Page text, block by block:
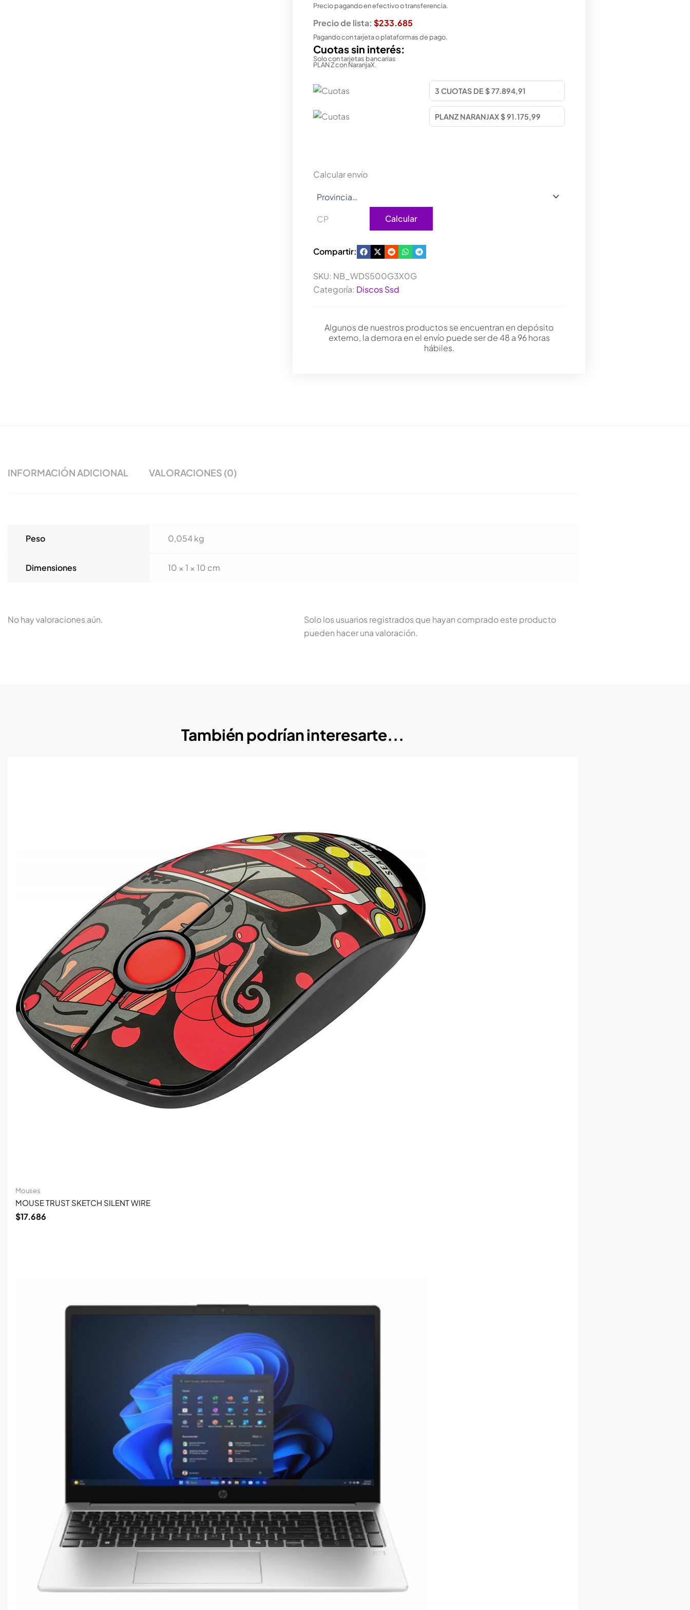
Precio pagando en efectivo o transferencia.
Precio de lista: $233.685
Pagando con tarjeta o plataformas de pago.
Cuotas sin interés:
Solo con tarjetas bancarias
PLAN Z con NaranjaX.
Calcular envío
Calcular
Compartir:
SKU: NB_WDS500G3X0G
Categoría: Discos Ssd
Algunos de nuestros productos se encuentran en depósito
externo, la demora en el envío puede ser de 48 a 96 horas
hábiles.
INFORMACIÓN ADICIONAL VALORACIONES (0)
Peso 0,054 kg
Dimensiones 10 × 1 × 10 cm
No hay valoraciones aún.
Solo los usuarios registrados que hayan comprado este producto
pueden hacer una valoración.
También podrían interesarte...
Mouses
MOUSE TRUST SKETCH SILENT WIRE
$17.686